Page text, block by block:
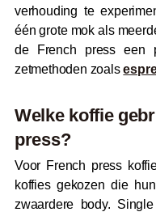
verhouding te
één grote mok als
de French press een
zetmethoden zoals
Welke koffie
press?
Voor French press
koffies gekozen die
zwaardere body.